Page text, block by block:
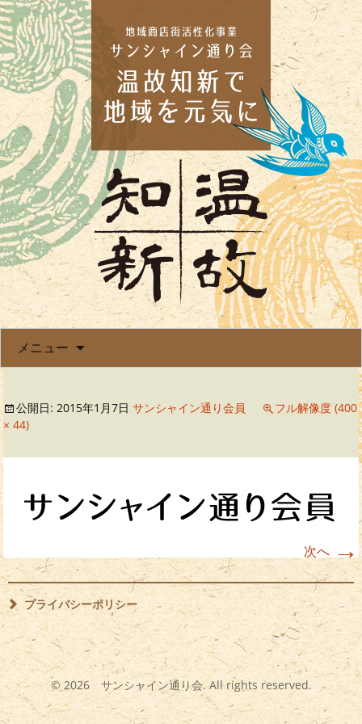
メニュー
公開日:2015年1月7日 サンシャイン通り会員
フル解像度 (400
× 44)
次へ→
プライバシーポリシー
© 2026 サンシャイン通り会. All rights reserved.